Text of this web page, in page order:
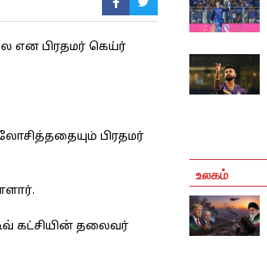
என பிரதமர் கெய்ர்
பிரதமர்
கட்சியின் தலைவர்
உலகம்